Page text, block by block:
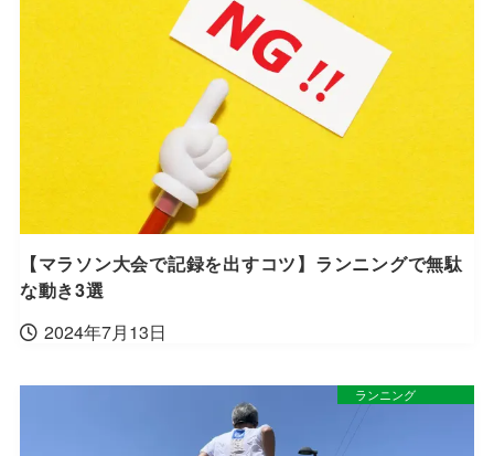
【マラソン大会で記録を出すコツ】ランニングで無駄
な動き3選
2024年7月13日
ランニング